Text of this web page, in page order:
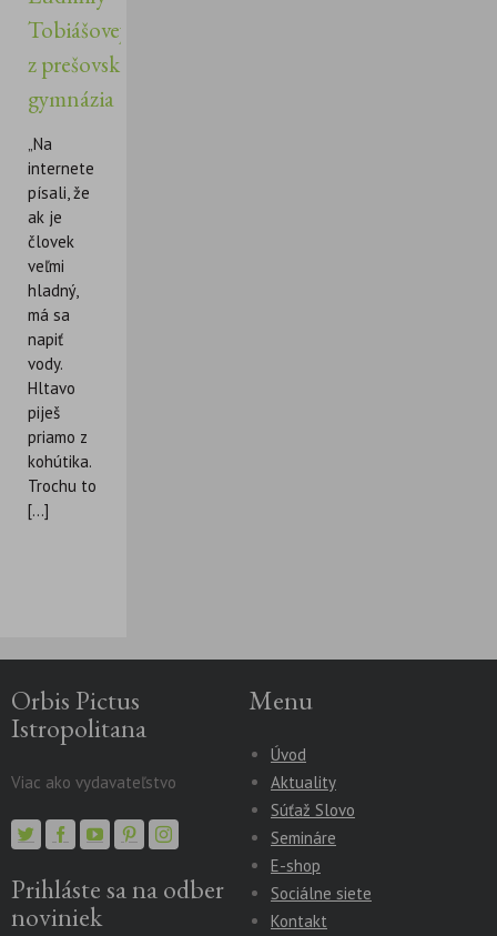
Tobiášovej
z prešovského
gymnázia
„Na
internete
písali, že
ak je
človek
veľmi
hladný,
má sa
napiť
vody.
Hltavo
piješ
priamo z
kohútika.
Trochu to
[...]
Orbis Pictus
Istropolitana
Viac ako vydavateľstvo
Prihláste sa na odber
noviniek
Menu
Úvod
Aktuality
Súťaž Slovo
Semináre
E-shop
Sociálne siete
Kontakt